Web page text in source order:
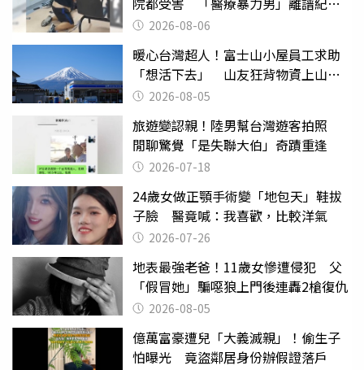
曝光2026-08-06
暖心台灣超人！富士山小屋員工求助
「想活下去」 山友狂背物資上山：
台灣真的是寶島
2026-08-05
旅遊變認親！陸男幫台灣遊客拍照
閒聊驚覺「是失聯大伯」奇蹟重逢
2026-07-18
24歲女做正顎手術變「地包天」鞋拔
子臉 醫竟喊：我喜歡，比較洋氣
2026-07-26
地表最強老爸！11歲女慘遭侵犯 父
「假冒她」騙噁狼上門後連轟2槍復仇
2026-08-05
億萬富豪遭兒「大義滅親」！偷生子
怕曝光 竟盜鄰居身份辦假證落戶